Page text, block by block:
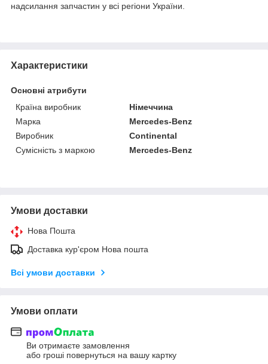
надсилання запчастин у всі регіони України.
Характеристики
Основні атрибути
Країна виробник
Німеччина
Марка
Mercedes-Benz
Виробник
Continental
Сумісність з маркою
Mercedes-Benz
Умови доставки
Нова Пошта
Доставка кур'єром Нова пошта
Всі умови доставки
Умови оплати
Ви отримаєте замовлення
або гроші повернуться на вашу картку